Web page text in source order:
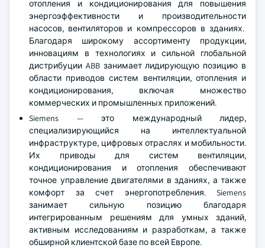
отопления и кондиционирования для повышения
энергоэффективности и производительности
насосов, вентиляторов и компрессоров в зданиях.
Благодаря широкому ассортименту продукции,
инновациям в технологиях и сильной глобальной
дистрибуции ABB занимает лидирующую позицию в
области приводов систем вентиляции, отопления и
кондиционирования, включая множество
коммерческих и промышленных приложений.
Siemens — это международный лидер,
специализирующийся на интеллектуальной
инфраструктуре, цифровых отраслях и мобильности.
Их приводы для систем вентиляции,
кондиционирования и отопления обеспечивают
точное управление двигателями в зданиях, а также
комфорт за счет энергопотребления. Siemens
занимает сильную позицию благодаря
интегрированным решениям для умных зданий,
активным исследованиям и разработкам, а также
обширной клиентской базе по всей Европе.